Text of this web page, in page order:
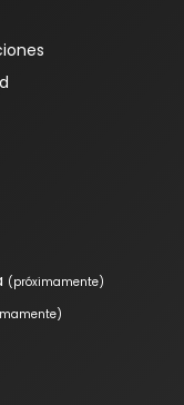
(próximamente)